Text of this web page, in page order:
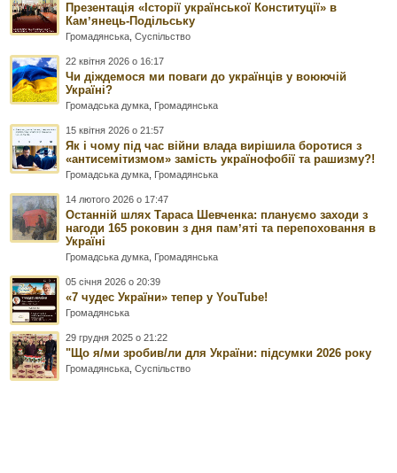
Презентація «Історії української Конституції» в
Камʼянець-Подільську
Громадянська ,Суспільство
22 квітня 2026 о 16:17
Чи діждемося ми поваги до українців у воюючій
Україні?
Громадська думка Громадянська
15 квітня 2026 о 21:57
Як і чому під час війни влада вирішила боротися з
«антисемітизмом» замість українофобії та рашизму?!
Громадська думка Громадянська
14 лютого 2026 о 17:47
Останній шлях Тараса Шевченка: плануємо заходи з
нагоди 165 роковин з дня памʼяті та перепоховання в
Україні
Громадська думка Громадянська
05 січня 2026 о 20:39
«7 чудес України» тепер у YouTube!
Громадянська
29 грудня 2025 о 21:22
"Що я/ми зробив/ли для України: підсумки 2026 року
Громадянська ,Суспільство